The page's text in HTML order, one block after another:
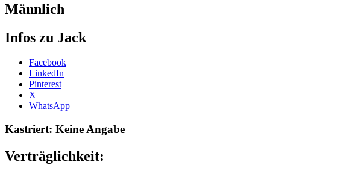
Männlich
Infos zu Jack
Share
post
"Jack-
2018"
Facebook
LinkedIn
Pinterest
X
WhatsApp
Kastriert: Keine Angabe
Verträglichkeit: